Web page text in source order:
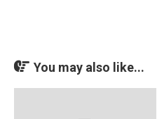
You may also like...